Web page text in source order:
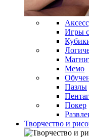
Игры
Мемо
Пазлы
Покер
Творчество и